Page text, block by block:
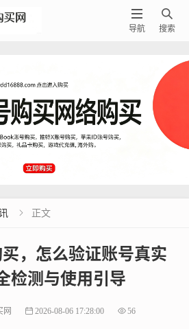

搜索

导航
 正文
，怎么验证账号真实
检测与使用引导
网 2026-08-06 17:28:00 56